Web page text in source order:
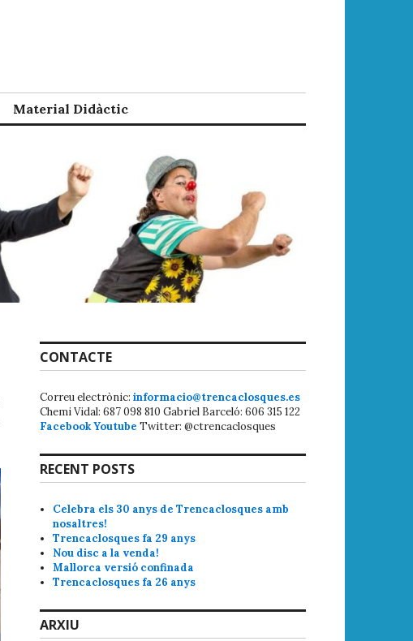
Material Didàctic
CONTACTE
Correu electrònic: informacio@trencaclosques.es
Chemi Vidal: 687 098 810 Gabriel Barceló: 606 315 122
FacebookYoutube Twitter: @ctrencaclosques
RECENT POSTS
Celebra els 30 anys de Trencaclosques amb
nosaltres!
Trencaclosques fa 29 anys
Nou disc a la venda!
Mallorca versió confinada
Trencaclosques fa 26 anys
ARXIU